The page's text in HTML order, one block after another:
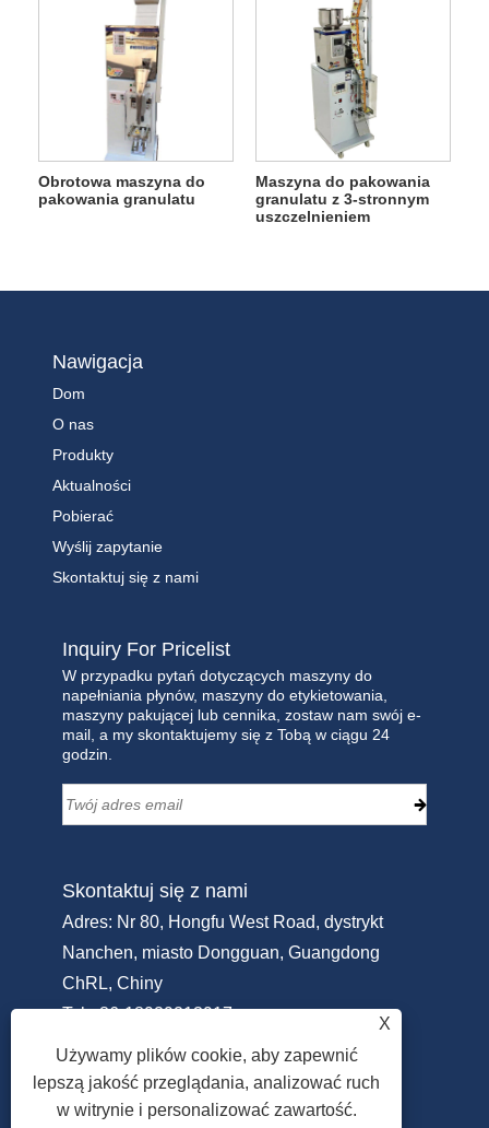
Obrotowa maszyna do
pakowania granulatu
Maszyna do pakowania
granulatu z 3-stronnym
uszczelnieniem
Nawigacja
Dom
O nas
Produkty
Aktualności
Pobierać
Wyślij zapytanie
Skontaktuj się z nami
Inquiry For Pricelist
W przypadku pytań dotyczących maszyny do
napełniania płynów, maszyny do etykietowania,
maszyny pakującej lub cennika, zostaw nam swój e-
mail, a my skontaktujemy się z Tobą w ciągu 24
godzin.
Skontaktuj się z nami
Adres: Nr 80, Hongfu West Road, dystrykt
Nanchen, miasto Dongguan, Guangdong
ChRL, Chiny
Tel:+86-18929213917
Telefon:
+86-769-22311951
E-mail:Info@sammipack.com
X
Używamy plików cookie, aby zapewnić
lepszą jakość przeglądania, analizować ruch
w witrynie i personalizować zawartość.